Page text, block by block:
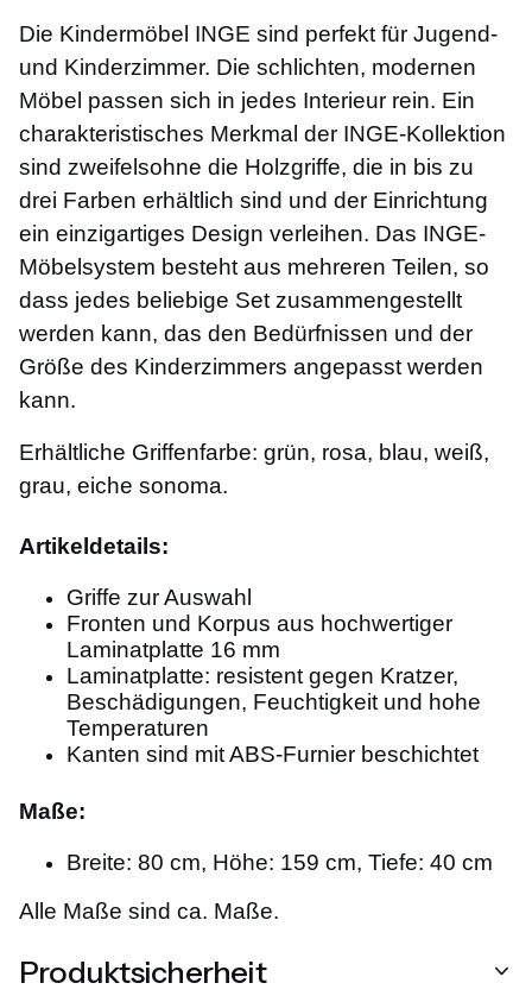
Die Kindermöbel INGE sind perfekt für Jugend-
und Kinderzimmer. Die schlichten, modernen
Möbel passen sich in jedes Interieur rein. Ein
charakteristisches Merkmal der INGE-Kollektion
sind zweifelsohne die Holzgriffe, die in bis zu
drei Farben erhältlich sind und der Einrichtung
ein einzigartiges Design verleihen. Das INGE-
Möbelsystem besteht aus mehreren Teilen, so
dass jedes beliebige Set zusammengestellt
werden kann, das den Bedürfnissen und der
Größe des Kinderzimmers angepasst werden
kann.
Erhältliche Griffenfarbe: grün, rosa, blau, weiß,
grau, eiche sonoma.
Artikeldetails:
Griffe zur Auswahl
Fronten und Korpus aus hochwertiger
Laminatplatte 16 mm
Laminatplatte: resistent gegen Kratzer,
Beschädigungen, Feuchtigkeit und hohe
Temperaturen
Kanten sind mit ABS-Furnier beschichtet
Maße:
Breite: 80 cm, Höhe: 159 cm, Tiefe: 40 cm
Alle Maße sind ca. Maße.
Produktsicherheit